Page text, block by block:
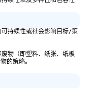
持续性或社会影响目标/策
物（即塑料、纸张、纸板
的策略。